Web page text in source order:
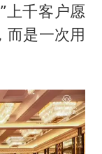
上千客户愿
而是一次用